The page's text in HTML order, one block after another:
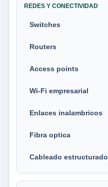
REDES Y CONECTIVIDAD
Switches
Routers
Access points
Wi-Fi empresarial
Enlaces inalambricos
Fibra optica
Cableado estructurado